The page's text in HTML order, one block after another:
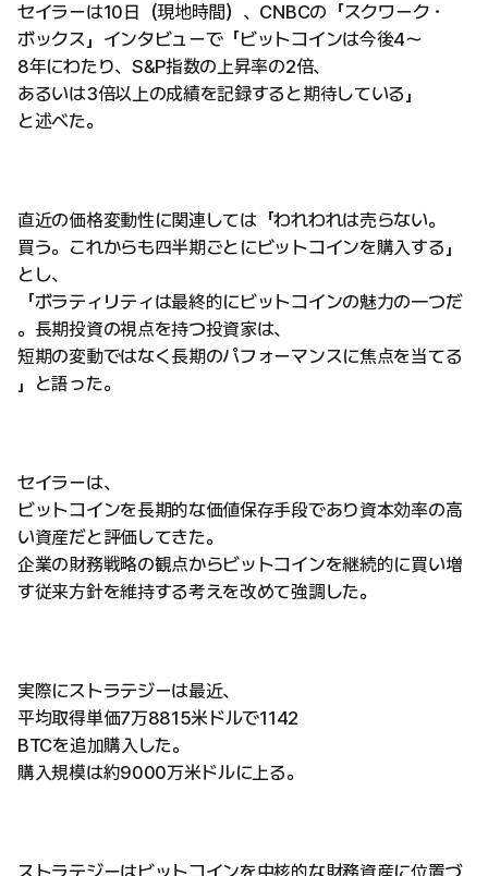
セイラーは10日（現地時間）、CNBCの「スクワーク・
ボックス」インタビューで「ビットコインは今後4〜
8年にわたり、S&P指数の上昇率の2倍、
あるいは3倍以上の成績を記録すると期待している」
と述べた。
直近の価格変動性に関連しては「われわれは売らない。
買う。これからも四半期ごとにビットコインを購入する」
とし、
「ボラティリティは最終的にビットコインの魅力の一つだ
。長期投資の視点を持つ投資家は、
短期の変動ではなく長期のパフォーマンスに焦点を当てる
」と語った。
セイラーは、
ビットコインを長期的な価値保存手段であり資本効率の高
い資産だと評価してきた。
企業の財務戦略の観点からビットコインを継続的に買い増
す従来方針を維持する考えを改めて強調した。
実際にストラテジーは最近、
平均取得単価7万8815米ドルで1142
BTCを追加購入した。
購入規模は約9000万米ドルに上る。
ストラテジーはビットコインを中核的な財務資産に位置づ